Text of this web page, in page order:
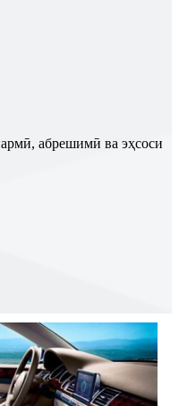
абрешимӣ ва эҳсоси